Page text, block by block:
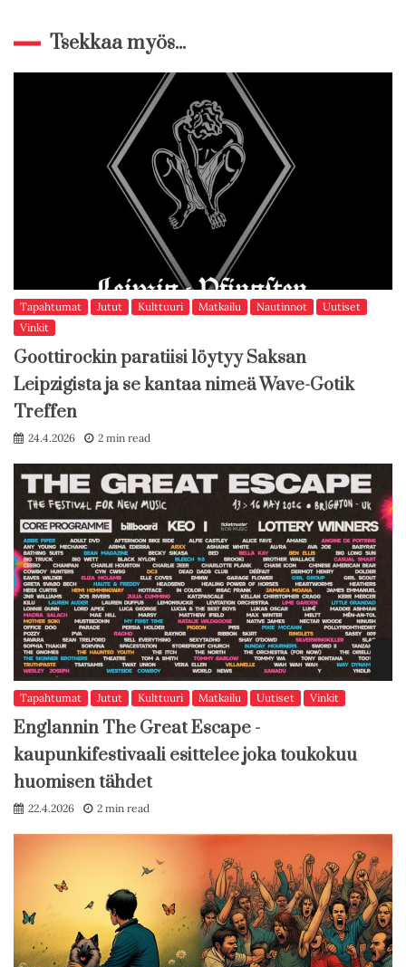
Tsekkaa myös...
Tapahtumat Jutut Kulttuuri Matkailu Nautinnot
Uutiset
Vinkit
Goottirockin paratiisi löytyy Saksan
Leipzigista ja se kantaa nimeä Wave-Gotik
Treffen
24.4.2026 2 min read
Tapahtumat Jutut Kulttuuri Matkailu Uutiset Vinkit
Englannin The Great Escape -
kaupunkifestivaali esittelee joka toukokuu
huomisen tähdet
22.4.2026 2 min read